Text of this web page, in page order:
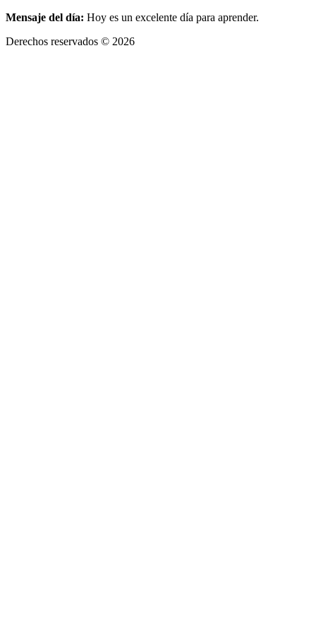
Mensaje del día: Hoy es un excelente día para aprender.
Derechos reservados © 2026